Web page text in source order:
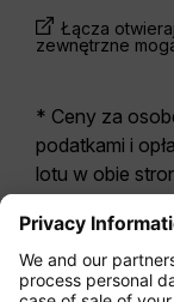
Łącza
zewnętrzne
* Ceny za
podatkami i
lotu w obie
przypadku
reguły
najbardziej